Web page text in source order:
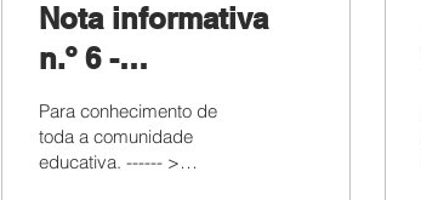
Nota informativa
n.º 6 -
Encerramento dos
Estabelecimentos
Escolares de 10 a
Para conhecimento de
toda a comunidade
educativa. ------ >